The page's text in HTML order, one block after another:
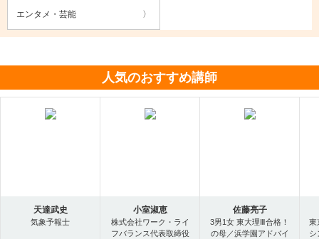
エンタメ・芸能
人気のおすすめ講師
天達武史
気象予報士
小室淑恵
株式会社ワーク・ライ
フバランス代表取締役
佐藤亮子
3男1女 東大理Ⅲ合格！
の母／浜学園アドバイ
東
シ